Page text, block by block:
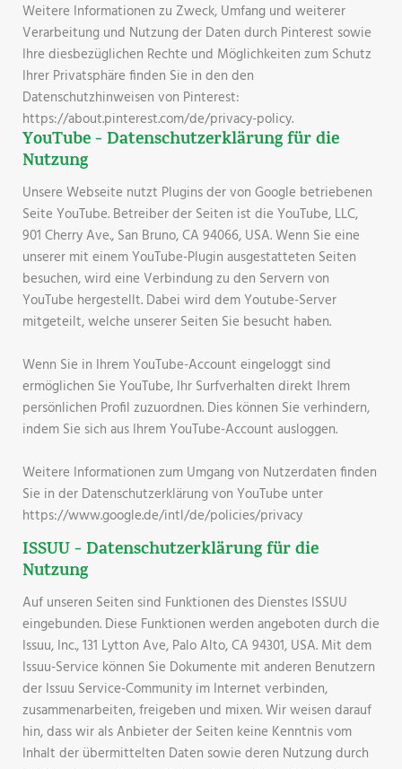
Weitere Informationen zu Zweck, Umfang und weiterer
Verarbeitung und Nutzung der Daten durch Pinterest sowie
Ihre diesbezüglichen Rechte und Möglichkeiten zum Schutz
Ihrer Privatsphäre finden Sie in den den
Datenschutzhinweisen von Pinterest:
https://about.pinterest.com/de/privacy-policy.
YouTube - Datenschutzerklärung für die
Nutzung
Unsere Webseite nutzt Plugins der von Google betriebenen
Seite YouTube. Betreiber der Seiten ist die YouTube, LLC,
901 Cherry Ave., San Bruno, CA 94066, USA. Wenn Sie eine
unserer mit einem YouTube-Plugin ausgestatteten Seiten
besuchen, wird eine Verbindung zu den Servern von
YouTube hergestellt. Dabei wird dem Youtube-Server
mitgeteilt, welche unserer Seiten Sie besucht haben.
Wenn Sie in Ihrem YouTube-Account eingeloggt sind
ermöglichen Sie YouTube, Ihr Surfverhalten direkt Ihrem
persönlichen Profil zuzuordnen. Dies können Sie verhindern,
indem Sie sich aus Ihrem YouTube-Account ausloggen.
Weitere Informationen zum Umgang von Nutzerdaten finden
Sie in der Datenschutzerklärung von YouTube unter
https://www.google.de/intl/de/policies/privacy
ISSUU - Datenschutzerklärung für die
Nutzung
Auf unseren Seiten sind Funktionen des Dienstes ISSUU
eingebunden. Diese Funktionen werden angeboten durch die
Issuu, Inc., 131 Lytton Ave, Palo Alto, CA 94301, USA. Mit dem
Issuu-Service können Sie Dokumente mit anderen Benutzern
der Issuu Service-Community im Internet verbinden,
zusammenarbeiten, freigeben und mixen. Wir weisen darauf
hin, dass wir als Anbieter der Seiten keine Kenntnis vom
Inhalt der übermittelten Daten sowie deren Nutzung durch